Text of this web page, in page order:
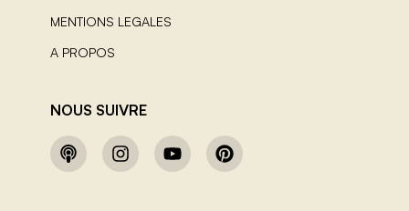
MENTIONS LEGALES
A PROPOS
NOUS SUIVRE